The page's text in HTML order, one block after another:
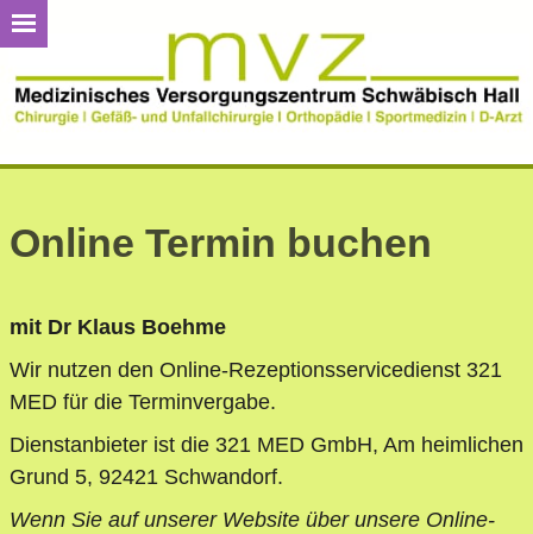
Online Termin buchen
mit Dr Klaus Boehme
Wir nutzen den Online-Rezeptionsservicedienst 321
MED für die Terminvergabe.
Dienstanbieter ist die 321 MED GmbH, Am heimlichen
Grund 5, 92421 Schwandorf.
Wenn Sie auf unserer Website über unsere Online-